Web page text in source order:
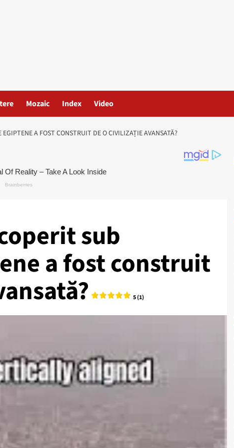
Mozaic Index Video
A FOST CONSTRUIT DE O CIVILIZAȚIE AVANSATĂ?
sub
a fost construit
5 (1)